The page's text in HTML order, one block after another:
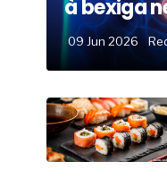
à bexiga
09 Jun 2026